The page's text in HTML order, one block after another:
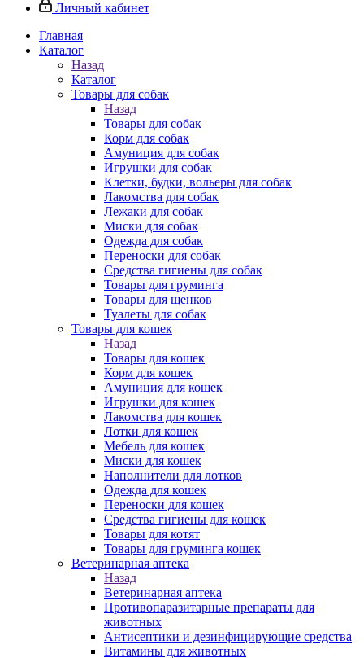
Личный кабинет
Главная
Каталог
Назад
Каталог
Товары для собак
Назад
Товары для собак
Корм для собак
Амуниция для собак
Игрушки для собак
Клетки, будки, вольеры для собак
Лакомства для собак
Лежаки для собак
Миски для собак
Одежда для собак
Переноски для собак
Средства гигиены для собак
Товары для груминга
Товары для щенков
Туалеты для собак
Товары для кошек
Назад
Товары для кошек
Корм для кошек
Амуниция для кошек
Игрушки для кошек
Лакомства для кошек
Лотки для кошек
Мебель для кошек
Миски для кошек
Наполнители для лотков
Одежда для кошек
Переноски для кошек
Средства гигиены для кошек
Товары для котят
Товары для груминга кошек
Ветеринарная аптека
Назад
Ветеринарная аптека
Противопаразитарные препараты для
животных
Антисептики и дезинфицирующие средства
Витамины для животных